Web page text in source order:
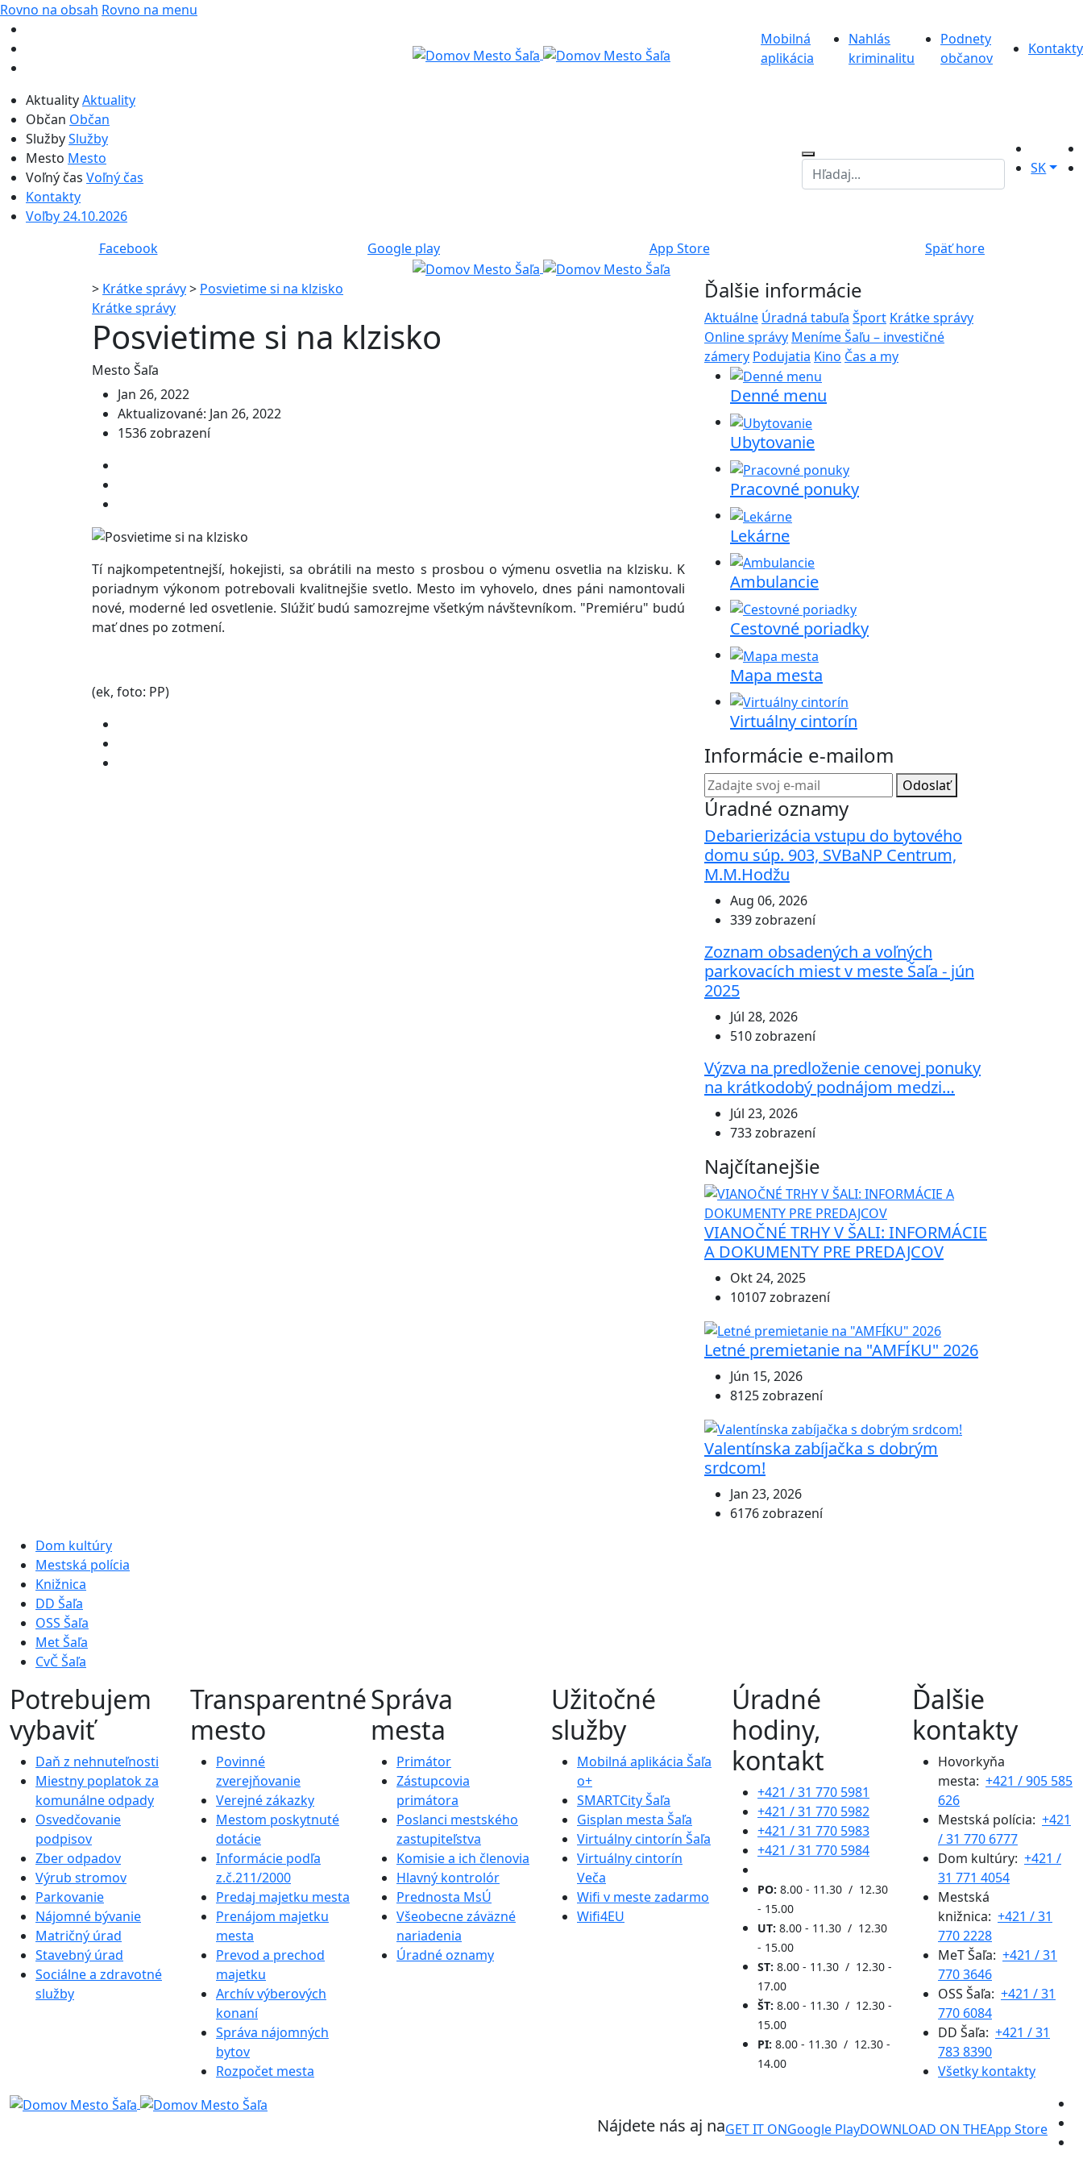
Rovno na obsah Rovno na menu
Mobilná
aplikácia
Nahlás
kriminalitu
Podnety
občanov
Kontakty
AktualityAktuality
Občan Občan
SlužbySlužby
Mesto Mesto
Voľný čas Voľný čas
Kontakty
Voľby 24.10.2026
SK
Facebook Google play App Store Späť hore
> Krátke správy> Posvietime si na klzisko
Krátke správy
Posvietime si na klzisko
Mesto Šaľa
Jan 26, 2022
Aktualizované: Jan 26, 2022
1536 zobrazení
Tí najkompetentnejší, hokejisti, sa obrátili na mesto s prosbou o výmenu osvetlia na klzisku. K
poriadnym výkonom potrebovali kvalitnejšie svetlo. Mesto im vyhovelo, dnes páni namontovali
nové, moderné led osvetlenie. Slúžiť budú samozrejme všetkým návštevníkom. "Premiéru" budú
mať dnes po zotmení.
(ek, foto: PP)
Ďalšie informácie
Aktuálne Úradná tabuľa Šport Krátke správy
Online správy Meníme Šaľu – investičné
zámery Podujatia Kino Čas a my
Denné menu
Ubytovanie
Pracovné ponuky
Lekárne
Ambulancie
Cestovné poriadky
Mapa mesta
Virtuálny cintorín
Informácie e-mailom
Odoslať
Úradné oznamy
Debarierizácia vstupu do bytového
domu súp. 903, SVBaNP Centrum,
M.M.Hodžu
Aug 06, 2026
339 zobrazení
Zoznam obsadených a voľných
parkovacích miest v meste Šaľa - jún
2025
Júl 28, 2026
510 zobrazení
Výzva na predloženie cenovej ponuky
na krátkodobý podnájom medzi…
Júl 23, 2026
733 zobrazení
Najčítanejšie
VIANOČNÉ TRHY V ŠALI: INFORMÁCIE
A DOKUMENTY PRE PREDAJCOV
Okt 24, 2025
10107 zobrazení
Letné premietanie na "AMFÍKU" 2026
Jún 15, 2026
8125 zobrazení
Valentínska zabíjačka s dobrým
srdcom!
Jan 23, 2026
6176 zobrazení
Dom kultúry
Mestská polícia
Knižnica
DD Šaľa
OSS Šaľa
Met Šaľa
CvČ Šaľa
Potrebujem
vybaviť
Daň z nehnuteľnosti
Miestny poplatok za
komunálne odpady
Osvedčovanie
podpisov
Zber odpadov
Výrub stromov
Parkovanie
Nájomné bývanie
Matričný úrad
Stavebný úrad
Sociálne a zdravotné
služby
Transparentné
mesto
Povinné
zverejňovanie
Verejné zákazky
Mestom poskytnuté
dotácie
Informácie podľa
z.č.211/2000
Predaj majetku mesta
Prenájom majetku
mesta
Prevod a prechod
majetku
Archív výberových
konaní
Správa nájomných
bytov
Rozpočet mesta
Správa
mesta
Primátor
Zástupcovia
primátora
Poslanci mestského
zastupiteľstva
Komisie a ich členovia
Hlavný kontrolór
Prednosta MsÚ
Všeobecne záväzné
nariadenia
Úradné oznamy
Užitočné
služby
Mobilná aplikácia Šaľa
o+
SMARTCity Šaľa
Gisplan mesta Šaľa
Virtuálny cintorín Šaľa
Virtuálny cintorín
Veča
Wifi v meste zadarmo
Wifi4EU
Úradné
hodiny,
kontakt
+421 / 31 770 5981
+421 / 31 770 5982
+421 / 31 770 5983
+421 / 31 770 5984
PO: 8.00 - 11.30 / 12.30
- 15.00
UT: 8.00 - 11.30 / 12.30
- 15.00
ST: 8.00 - 11.30 / 12.30 -
17.00
ŠT: 8.00 - 11.30 / 12.30 -
15.00
PI: 8.00 - 11.30 / 12.30 -
14.00
Ďalšie
kontakty
Hovorkyňa
mesta: +421 / 905 585
626
Mestská polícia: +421
/ 31 770 6777
Dom kultúry: +421 /
31 771 4054
Mestská
knižnica: +421 / 31
770 2228
MeT Šaľa: +421 / 31
770 3646
OSS Šaľa: +421 / 31
770 6084
DD Šaľa: +421 / 31
783 8390
Všetky kontakty
Nájdete nás aj naGET IT ONGoogle PlayDOWNLOAD ON THEApp Store